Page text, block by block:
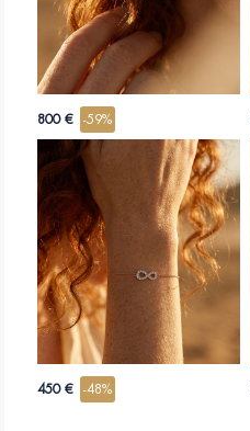
800 € -59%
450 € -48%